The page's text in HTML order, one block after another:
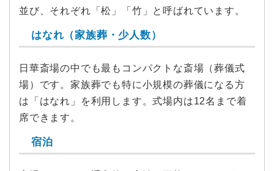
並び、それぞれ「松」「竹」と呼ばれています。
はなれ（家族葬・少人数）
日華斎場の中でも最もコンパクトな斎場（葬儀式
場）です。家族葬でも特に小規模の葬儀になる方
は「はなれ」を利用します。式場内は12名まで着
席できます。
宿泊